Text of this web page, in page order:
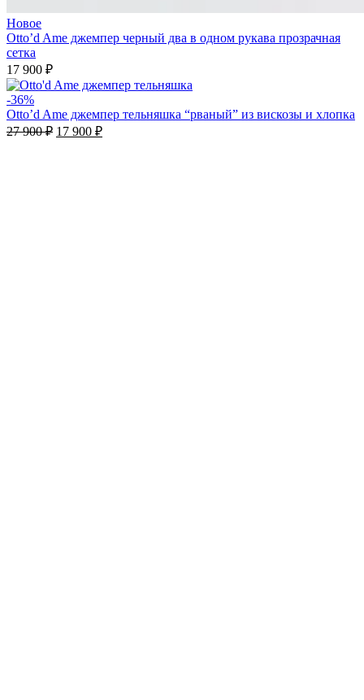
Новое
Otto’d Ame джемпер черный два в одном рукава прозрачная
сетка
17 900 ₽
-36%
Otto’d Ame джемпер тельняшка “рваный” из вискозы и хлопка
27 900₽ 17 900 ₽